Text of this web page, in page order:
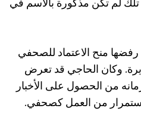
لم تكن مذكورة بالاسم في
منح الاعتماد للصحفي
وكان الحاجي قد تعرض
من الحصول على الأخبار
من العمل كصحفي.